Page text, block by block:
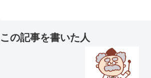
この記事を書いた人